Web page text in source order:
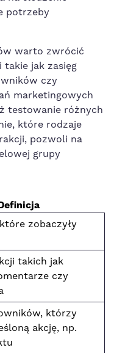
potrzeby‍
warto zwrócić
takie jak zasięg
⁤czy
marketingowych
testowanie ‌różnych
które rodzaje
pozwoli⁤ na
grupy
zobaczyły
takich jak
czy
którzy
akcję, np.